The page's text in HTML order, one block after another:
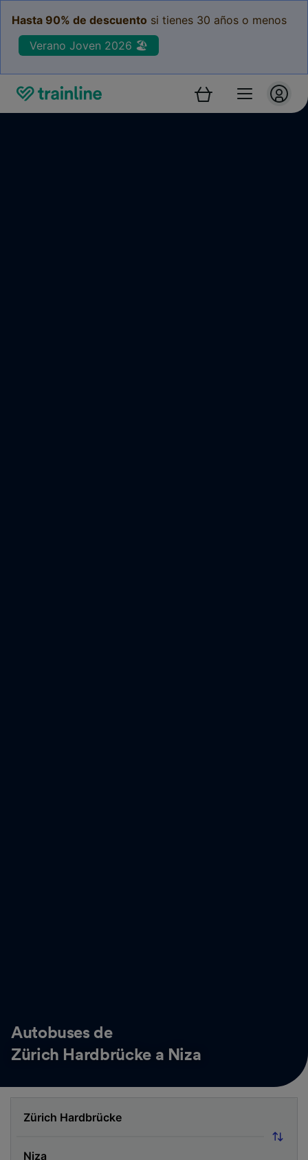
Hasta 90% de descuento si tienes 30 años o menos
Verano Joven 2026 🏖️
Autobuses de
Zürich Hardbrücke a Niza